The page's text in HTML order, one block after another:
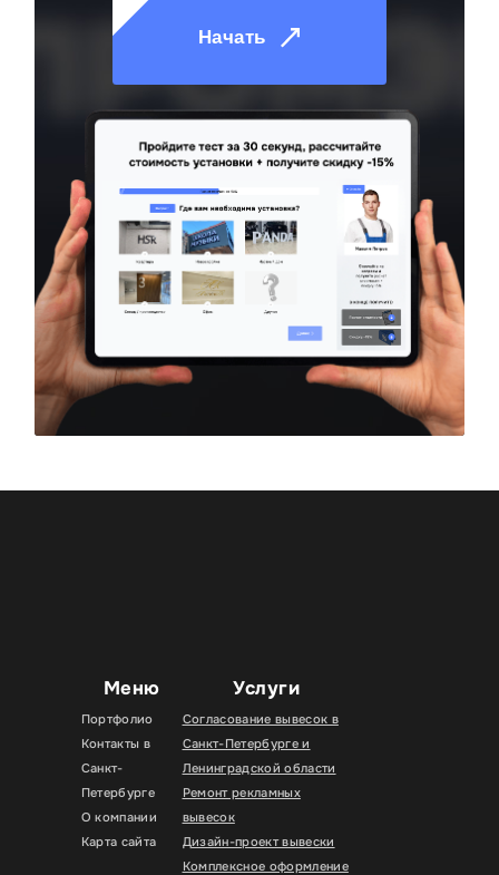
Начать
Меню
Портфолио
Контакты в
Санкт-
Петербурге
О компании
Карта сайта
Услуги
Согласование вывесок в
Санкт-Петербурге и
Ленинградской области
Ремонт рекламных
вывесок
Дизайн-проект вывески
Комплексное оформление